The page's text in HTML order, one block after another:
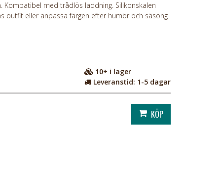
Kompatibel med trådlös laddning. Silikonskalen
outfit eller anpassa färgen efter humör och säsong
10+ i lager
Leveranstid: 1-5 dagar